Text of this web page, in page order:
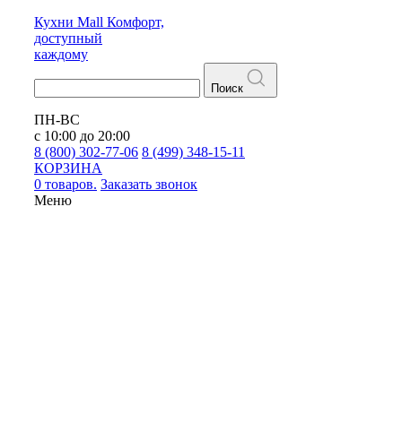
Кухни Mall Комфорт,
доступный
каждому
Поиск
ПН-ВС
с 10:00 до 20:00
8 (800) 302-77-06 8 (499) 348-15-11
КОРЗИНА
0 товаров. Заказать звонок
Меню